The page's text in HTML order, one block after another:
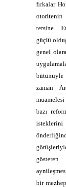
fırkalar
tersine
güçlü
genel
bütünüyle
zaman
bazı
gösteren
bir